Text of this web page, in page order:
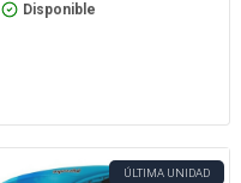
Disponible
ÚLTIMA UNIDAD